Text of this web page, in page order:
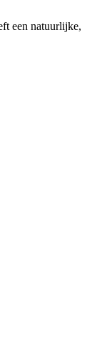
een natuurlijke,